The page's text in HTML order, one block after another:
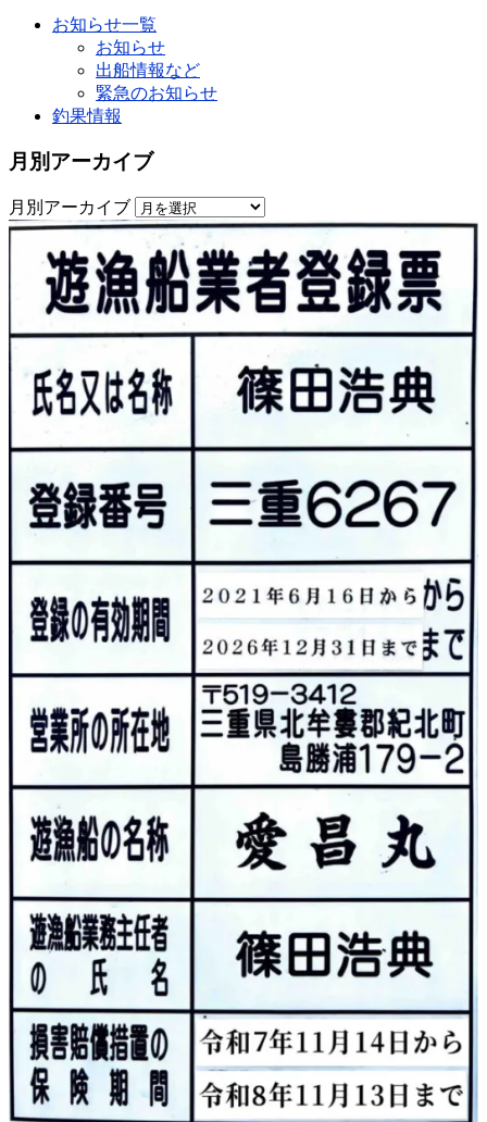
お知らせ一覧
お知らせ
出船情報など
緊急のお知らせ
釣果情報
月別アーカイブ
月別アーカイブ